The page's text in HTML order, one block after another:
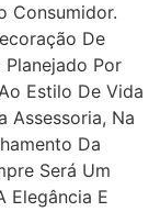
Consumidor.
De
Por
Estilo De Vida
Assessoria, Na
Da
Será Um
Elegância E